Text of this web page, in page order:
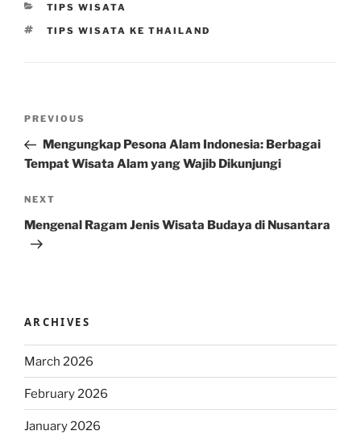
CATEGORIES
TIPS WISATA
TAGS
TIPS WISATA KE THAILAND
Previous
Post
PREVIOUS
Mengungkap Pesona Alam Indonesia: Berbagai
Tempat Wisata Alam yang Wajib Dikunjungi
Next
Post
NEXT
Mengenal Ragam Jenis Wisata Budaya di Nusantara
ARCHIVES
March 2026
February 2026
January 2026